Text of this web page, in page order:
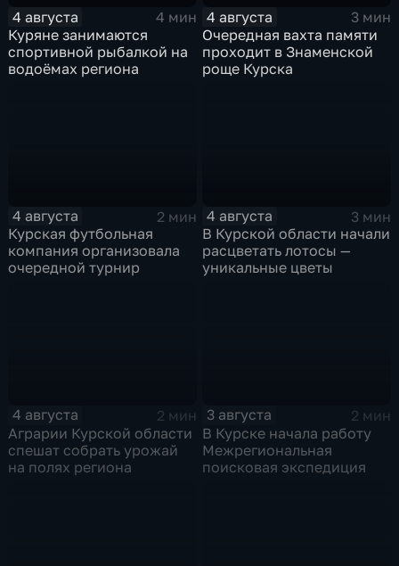
4 августа
4 мин
Куряне занимаются
спортивной рыбалкой на
водоёмах региона
4 августа
3 мин
Очередная вахта памяти
проходит в Знаменской
роще Курска
4 августа
2 мин
Курская футбольная
компания организовала
очередной турнир
4 августа
3 мин
В Курской области начали
расцветать лотосы —
уникальные цветы
4 августа
2 мин
Аграрии Курской области
спешат собрать урожай
на полях региона
3 августа
2 мин
В Курске начала работу
Межрегиональная
поисковая экспедиция